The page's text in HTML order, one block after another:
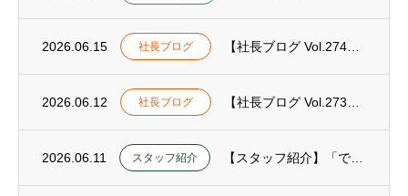
2026.06.15 社長ブログ
2026.06.12 社長ブログ
2026.06.11 スタッフ紹介